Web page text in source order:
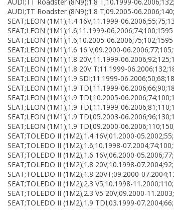
AUDI;TT Roadster (8N9);1.8 T;09.2005-
SEAT;LEON (1M1);1.4 16V;11.1999-
SEAT;LEON (1M1);1.6;11.1999-06.2006;74;100;1595
SEAT;LEON (1M1);1.6;10.2005-06.2006;75;102;1595
SEAT;LEON (1M1);1.6 16 V;09.2000-
SEAT;LEON (1M1);1.8 20V;11.1999-
SEAT;LEON (1M1);1.8 20V T;11.1999-
SEAT;LEON (1M1);1.9 SDI;11.1999-
SEAT;LEON (1M1);1.9 TDI;11.1999-
SEAT;LEON (1M1);1.9 TDI;10.2005-
SEAT;LEON (1M1);1.9 TDI;11.1999-
SEAT;LEON (1M1);1.9 TDI;05.2003-
SEAT;LEON (1M1);1.9 TDI;09.2000-
SEAT;TOLEDO II (1M2);1.4 16V;01.2000-
SEAT;TOLEDO II (1M2);1.6;10.1998-
SEAT;TOLEDO II (1M2);1.6 16V;06.2000-
SEAT;TOLEDO II (1M2);1.8 20V;10.1998-
SEAT;TOLEDO II (1M2);1.8 20VT;09.2000-
SEAT;TOLEDO II (1M2);2.3 V5;10.1998-
SEAT;TOLEDO II (1M2);2.3 V5 20V;09.2000-
SEAT;TOLEDO II (1M2);1.9 TDI;03.1999-